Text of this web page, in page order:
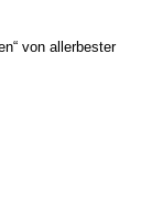
von allerbester